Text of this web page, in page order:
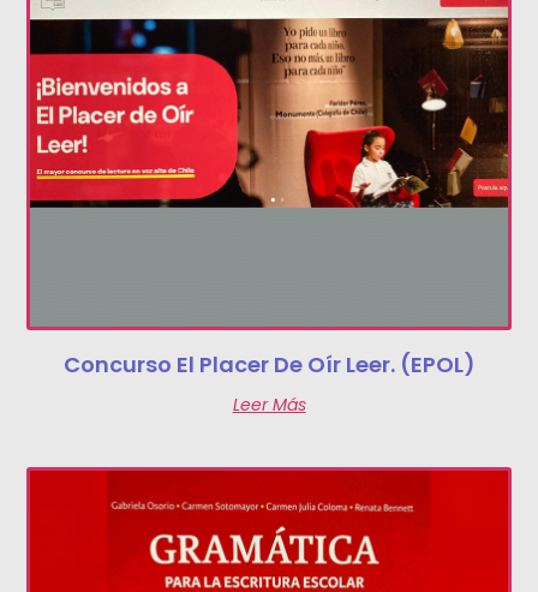
Concurso El Placer De Oír Leer. (EPOL)
Leer Más